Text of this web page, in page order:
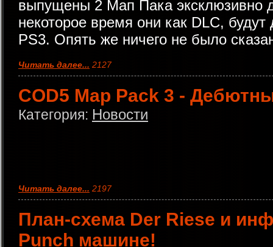
выпущены 2 Мап Пака эксклюзивно
некоторое время они как DLC,
PS3. Опять же ничего не было
Читать далее... 2127
COD5 Map Pack 3 -
Категория: Новости
Читать далее... 2197
План-схема Der Riese и
Punch машине!